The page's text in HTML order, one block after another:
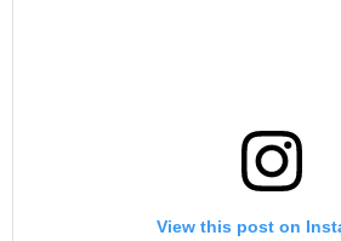
View this post on